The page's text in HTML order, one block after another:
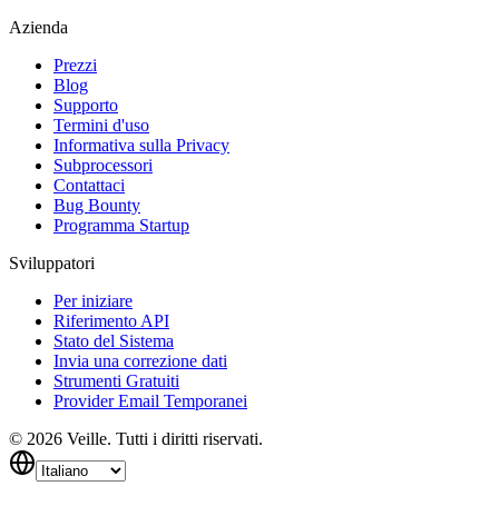
Azienda
Prezzi
Blog
Supporto
Termini d'uso
Informativa sulla Privacy
Subprocessori
Contattaci
Bug Bounty
Programma Startup
Sviluppatori
Per iniziare
Riferimento API
Stato del Sistema
Invia una correzione dati
Strumenti Gratuiti
Provider Email Temporanei
© 2026 Veille. Tutti i diritti riservati.